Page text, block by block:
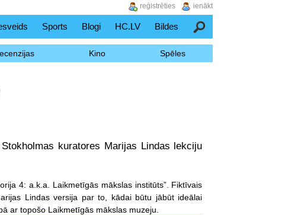
Sports Blogi HC.LV Bildes Meklēšana
Kino Spēles
kuratores Marijas Lindas lekciju
4: a.k.a. Laikmetīgās mākslas institūts”. Fiktīvais
Lindas versija par to, kādai būtu jābūt ideālai
ar topošo Laikmetīgās mākslas muzeju.
ienākt
reģistrēties